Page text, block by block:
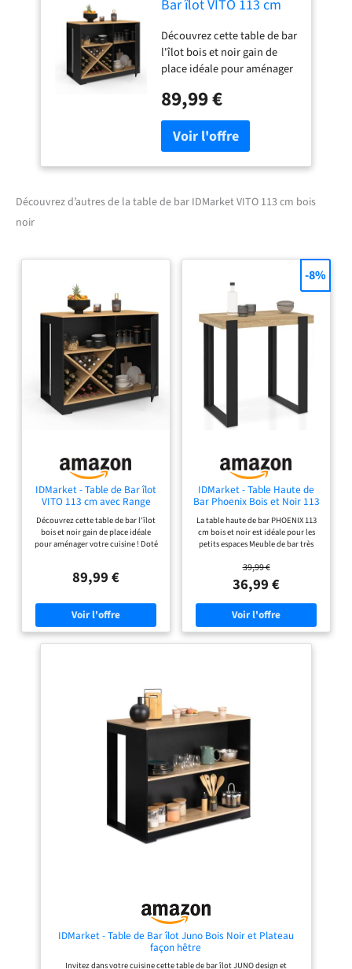
Bar îlot VITO 113 cm
Bois Noir et Plateau
façon hêtre
Découvrez cette table de bar
l'îlot bois et noir gain de
place idéale pour aménager
nombreux rangements :
Placard, range bouteilles,
étagère et plan de travail
Espace astucieux pour y
glisser jusqu'à 2 tabourets
en panneaux de particules
89,99 €
Découvrez d’autres de la table de bar IDMarket VITO 113 cm bois
noir
IDMarket - Table de Bar îlot
VITO 113 cm avec Range
Bouteilles Bois Noir et
Plateau façon hêtre
Découvrez cette table de bar l'îlot
bois et noir gain de place idéale
pour aménager votre cuisine ! Doté
travail Espace astucieux pour y
robuste - Structure en panneaux de
particules de bois Dimensions
globales : Longueur 113 cm x largeur
60 cm x Hauteur 90 cm
89,99 €
IDMarket - Table Haute de
Bar Phoenix Bois et Noir 113
cm
La table haute de bar PHOENIX 113
cm bois et noir est idéale pour les
petits espaces Meuble de bar très
personnes Son coloris et ses lignes
sobres affichent un look moderne
pour une ambiance loft garantie !
Ses pieds larges et sa structure à
l'aspect massif la rendent encore
plus stable et robuste ! Dimensions
globales : Longueur 113 x largeur 60
39,99 €
36,99 €
-8%
IDMarket - Table de Bar îlot Juno Bois Noir et Plateau
façon hêtre
Invitez dans votre cuisine cette table de bar îlot JUNO design et